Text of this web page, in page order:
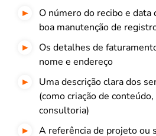
O número do recibo e data
boa manutenção de
Os detalhes de
nome e endereço
Uma descrição clara dos
(como criação de
consultoria)
A referência de projeto ou